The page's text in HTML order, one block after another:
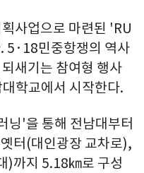
사업으로 마련된 'RU
5·18민중항쟁의 역사
새기는 참여형 행사
학교에서 시작한다.
닝'을 통해 전남대부터
터(대인광장 교차로),
)까지 5.18㎞로 구성